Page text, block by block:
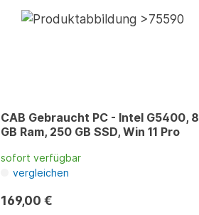
CAB Gebraucht PC - Intel G5400, 8
GB Ram, 250 GB SSD, Win 11 Pro
sofort verfügbar
vergleichen
169,00 €